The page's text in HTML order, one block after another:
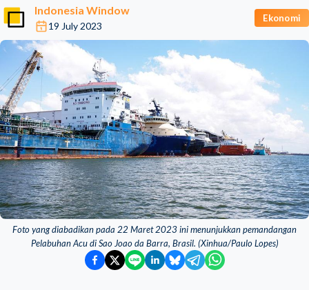
Indonesia Window
19 July 2023
Ekonomi
Foto yang diabadikan pada 22 Maret 2023 ini menunjukkan pemandangan
Pelabuhan Acu di Sao Joao da Barra, Brasil. (Xinhua/Paulo Lopes)